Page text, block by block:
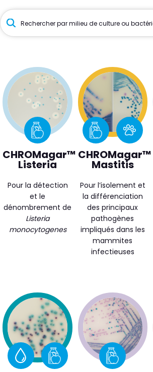
Recherche
de
produits
CHROMagar™
Listeria
Pour la détection
et le
dénombrement de
Listeria
monocytogenes
CHROMagar™
Mastitis
Pour l’isolement et
la différenciation
des principaux
pathogènes
impliqués dans les
mammites
infectieuses